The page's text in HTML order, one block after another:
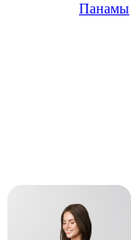
Панамы